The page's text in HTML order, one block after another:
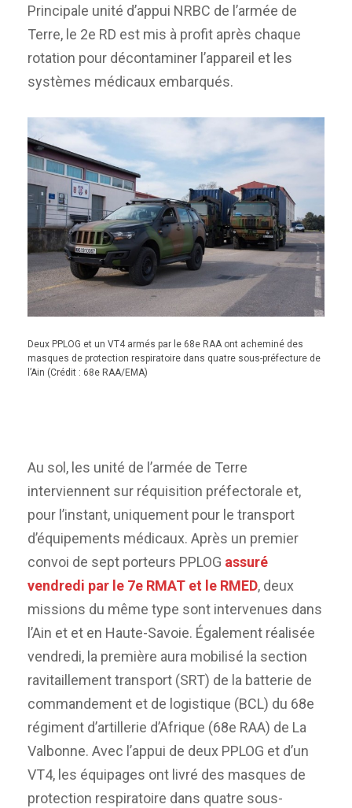
Principale unité d’appui NRBC de l’armée de
Terre, le 2e RD est mis à profit après chaque
rotation pour décontaminer l’appareil et les
systèmes médicaux embarqués.
Deux PPLOG et un VT4 armés par le 68e RAA ont acheminé des
masques de protection respiratoire dans quatre sous-préfecture de
l’Ain (Crédit : 68e RAA/EMA)
Au sol, les unité de l’armée de Terre
interviennent sur réquisition préfectorale et,
pour l’instant, uniquement pour le transport
d’équipements médicaux. Après un premier
convoi de sept porteurs PPLOG assuré
vendredi par le 7e RMAT et le RMED, deux
missions du même type sont intervenues dans
l’Ain et et en Haute-Savoie. Également réalisée
vendredi, la première aura mobilisé la section
ravitaillement transport (SRT) de la batterie de
commandement et de logistique (BCL) du 68e
régiment d’artillerie d’Afrique (68e RAA) de La
Valbonne. Avec l’appui de deux PPLOG et d’un
VT4, les équipages ont livré des masques de
protection respiratoire dans quatre sous-